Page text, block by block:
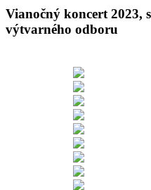
Vianočný koncert 2023,
výtvarného odboru